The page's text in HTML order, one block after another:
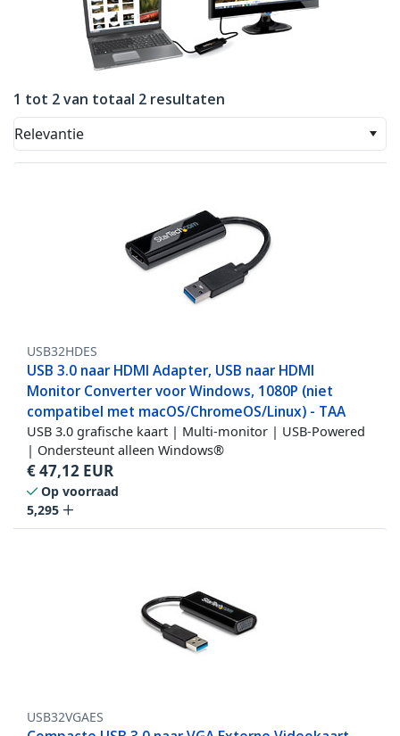
1 tot 2 van totaal 2 resultaten
Relevantie
USB32HDES
USB 3.0 naar HDMI Adapter, USB naar HDMI
Monitor Converter voor Windows, 1080P (niet
compatibel met macOS/ChromeOS/Linux) - TAA
USB 3.0 grafische kaart | Multi-monitor | USB-Powered
| Ondersteunt alleen Windows®
€47,12 EUR
Op voorraad
5,295
USB32VGAES